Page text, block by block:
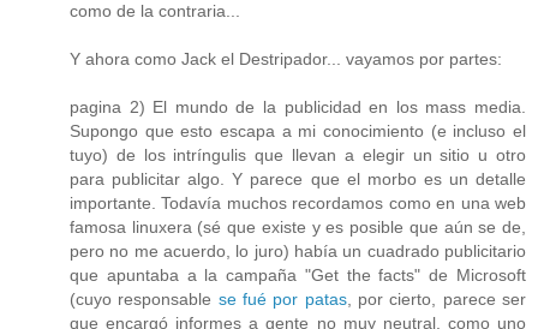
como de la contraria...
Y ahora como Jack el Destripador... vayamos por partes:
pagina 2) El mundo de la publicidad en los mass media.
Supongo que esto escapa a mi conocimiento (e incluso el
tuyo) de los intríngulis que llevan a elegir un sitio u otro
para publicitar algo. Y parece que el morbo es un detalle
importante. Todavía muchos recordamos como en una web
famosa linuxera (sé que existe y es posible que aún se de,
pero no me acuerdo, lo juro) había un cuadrado publicitario
que apuntaba a la campaña "Get the facts" de Microsoft
(cuyo responsable se fué por patas, por cierto, parece ser
que encargó informes a gente no muy neutral, como uno